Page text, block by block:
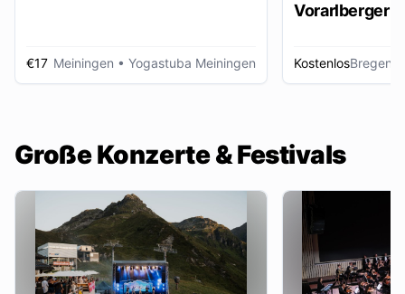
€17 Meiningen • Yogastuba Meiningen
Vorarlberger
KostenlosBregenz
Große Konzerte & Festivals